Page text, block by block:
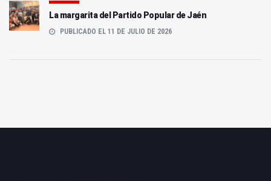
La margarita del Partido Popular de Jaén
PUBLICADO EL 11 DE JULIO DE 2026